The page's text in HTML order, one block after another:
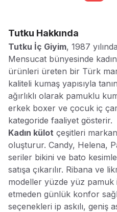
Tutku Hakkında
Tutku İç Giyim, 1987
Mensucat bünyesinde
ürünleri üreten bir Türk
kaliteli kumaş yapısıyla
ağırlıklı olarak pamuklu
erkek boxer ve çocuk iç
kategoride faaliyet gösterir.
Kadın külot çeşitleri
oluşturur. Candy, Helena,
seriler bikini ve bato
satışa çıkarılır. Ribana ve
modeller yüzde yüz pamuk
etmeden günlük konfor
seçenekleri ip askılı, geniş